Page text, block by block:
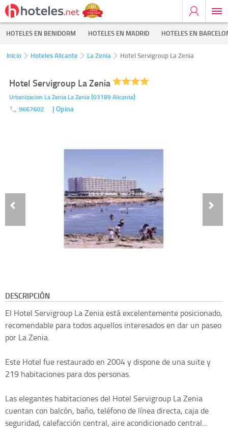
HOTELES EN BENIDORM HOTELES EN MADRID HOTELES EN
Inicio Hoteles Alicante La Zenia Hotel Servigroup La Zenia
Hotel Servigroup La Zenia
Urbanizacion La Zenia La Zenia(03189Alicante)
9667602 | Opina
DESCRIPCIÓN
El Hotel Servigroup La Zenia está excelentemente posicionado,
recomendable para todos aquellos interesados en dar un paseo
por La Zenia.
Este Hotel fue restaurado en 2004 y dispone de una suite y
219 habitaciones para dos personas.
Las elegantes habitaciones del Hotel Servigroup La Zenia
cuentan con balcón, baño, teléfono de línea directa, caja de
seguridad, calefacción central, aire acondicionado central...